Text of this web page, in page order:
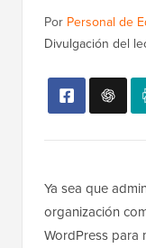
Por Personal de
Divulgación del
Ya sea que
organización
WordPress para